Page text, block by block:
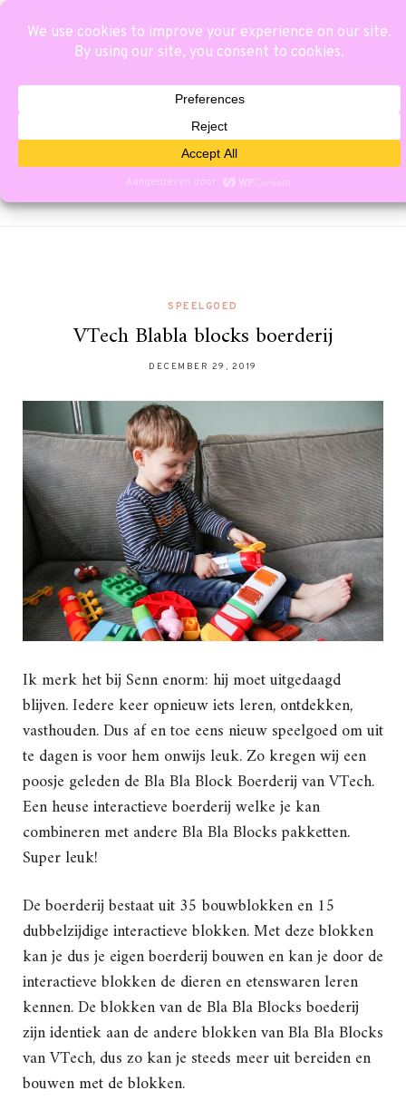
SPEELGOED
VTech Blabla blocks boerderij
DECEMBER 29, 2019
Ik merk het bij Senn enorm: hij moet uitgedaagd
blijven. Iedere keer opnieuw iets leren, ontdekken,
vasthouden. Dus af en toe eens nieuw speelgoed om uit
te dagen is voor hem onwijs leuk. Zo kregen wij een
poosje geleden de Bla Bla Block Boerderij van VTech.
Een heuse interactieve boerderij welke je kan
combineren met andere Bla Bla Blocks pakketten.
Super leuk!
De boerderij bestaat uit 35 bouwblokken en 15
dubbelzijdige interactieve blokken. Met deze blokken
kan je dus je eigen boerderij bouwen en kan je door de
interactieve blokken de dieren en etenswaren leren
kennen. De blokken van de Bla Bla Blocks boederij
zijn identiek aan de andere blokken van Bla Bla Blocks
van VTech, dus zo kan je steeds meer uit bereiden en
bouwen met de blokken.